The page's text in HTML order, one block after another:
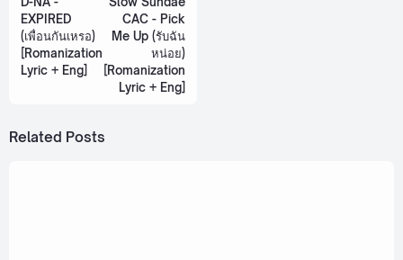
EXPIRED
(เพื่อนกันเหรอ)
[Romanization
Lyric + Eng]
CAC - Pick
Me Up (รับฉัน
หน่อย)
[Romanization
Lyric + Eng]
Related Posts